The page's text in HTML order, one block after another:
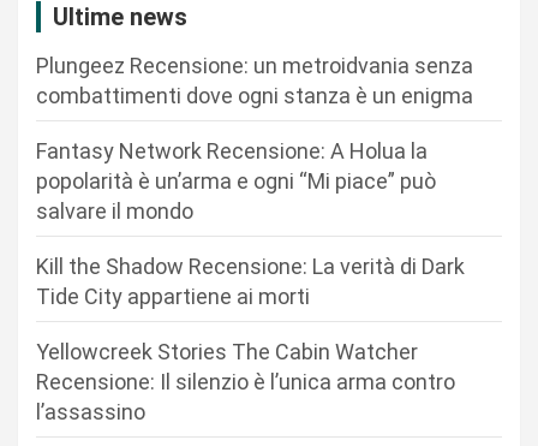
Ultime news
Plungeez Recensione: un metroidvania senza
combattimenti dove ogni stanza è un enigma
Fantasy Network Recensione: A Holua la
popolarità è un’arma e ogni “Mi piace” può
salvare il mondo
Kill the Shadow Recensione: La verità di Dark
Tide City appartiene ai morti
Yellowcreek Stories The Cabin Watcher
Recensione: Il silenzio è l’unica arma contro
l’assassino